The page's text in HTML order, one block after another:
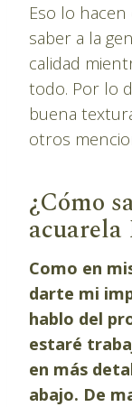
Eso lo
saber a la
calidad
todo. Por lo
buena
otros
¿Cómo
Como en
darte mi
hablo del
estaré
en más
abajo. De